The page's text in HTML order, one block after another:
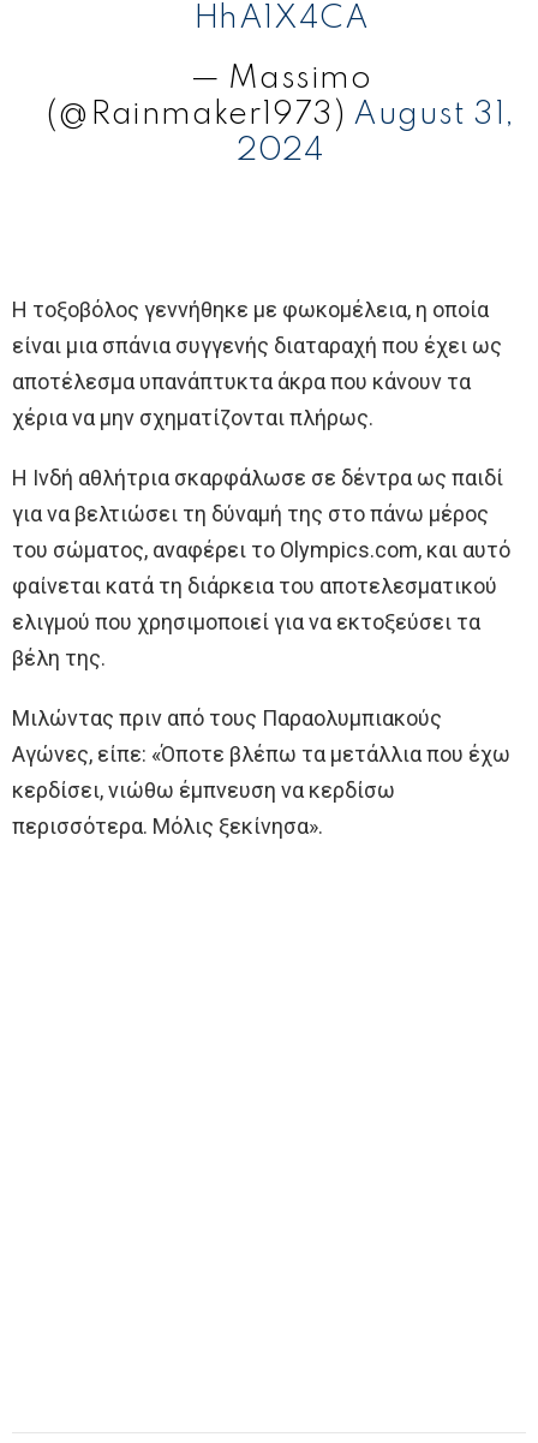
HhA1X4CA
— Massimo
(@Rainmaker1973) August 31,
2024
Η τοξοβόλος γεννήθηκε με φωκομέλεια, η οποία
είναι μια σπάνια συγγενής διαταραχή που έχει ως
αποτέλεσμα υπανάπτυκτα άκρα που κάνουν τα
χέρια να μην σχηματίζονται πλήρως.
Η Ινδή αθλήτρια σκαρφάλωσε σε δέντρα ως παιδί
για να βελτιώσει τη δύναμή της στο πάνω μέρος
του σώματος, αναφέρει το Olympics.com, και αυτό
φαίνεται κατά τη διάρκεια του αποτελεσματικού
ελιγμού που χρησιμοποιεί για να εκτοξεύσει τα
βέλη της.
Μιλώντας πριν από τους Παραολυμπιακούς
Αγώνες, είπε: «Όποτε βλέπω τα μετάλλια που έχω
κερδίσει, νιώθω έμπνευση να κερδίσω
περισσότερα. Μόλις ξεκίνησα».